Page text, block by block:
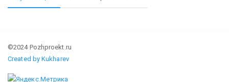
©2024 Pozhproekt.ru
Created by Kukharev